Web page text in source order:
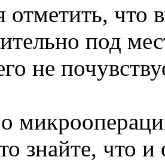
отметить, что
под
не
знайте, что